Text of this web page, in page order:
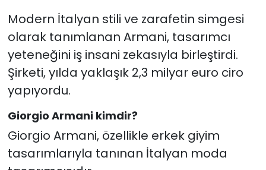
Modern İtalyan stili ve zarafetin simgesi
olarak tanımlanan Armani, tasarımcı
yeteneğini iş insani zekasıyla birleştirdi.
Şirketi, yılda yaklaşık 2,3 milyar euro ciro
yapıyordu.
Giorgio Armani kimdir?
Giorgio Armani, özellikle erkek giyim
tasarımlarıyla tanınan İtalyan moda